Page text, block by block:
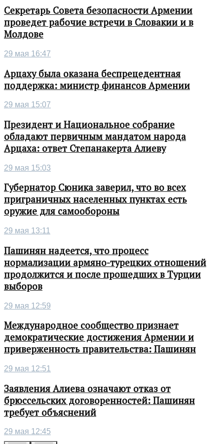
Секретарь Совета безопасности Армении
проведет рабочие встречи в Словакии и в
Молдове
29 мая 16:47
Арцаху была оказана беспрецедентная
поддержка: министр финансов Армении
29 мая 15:07
Президент и Национальное собрание
обладают первичным мандатом народа
Арцаха: ответ Степанакерта Алиеву
29 мая 15:03
Губернатор Сюника заверил, что во всех
приграничных населенных пунктах есть
оружие для самообороны
29 мая 13:11
Пашинян надеется, что процесс
нормализации армяно-турецких отношений
продолжится и после прошедших в Турции
выборов
29 мая 12:59
Международное сообщество признает
демократические достижения Армении и
приверженность правительства: Пашинян
29 мая 12:51
Заявления Алиева означают отказ от
брюссельских договоренностей: Пашинян
требует объяснений
29 мая 12:45